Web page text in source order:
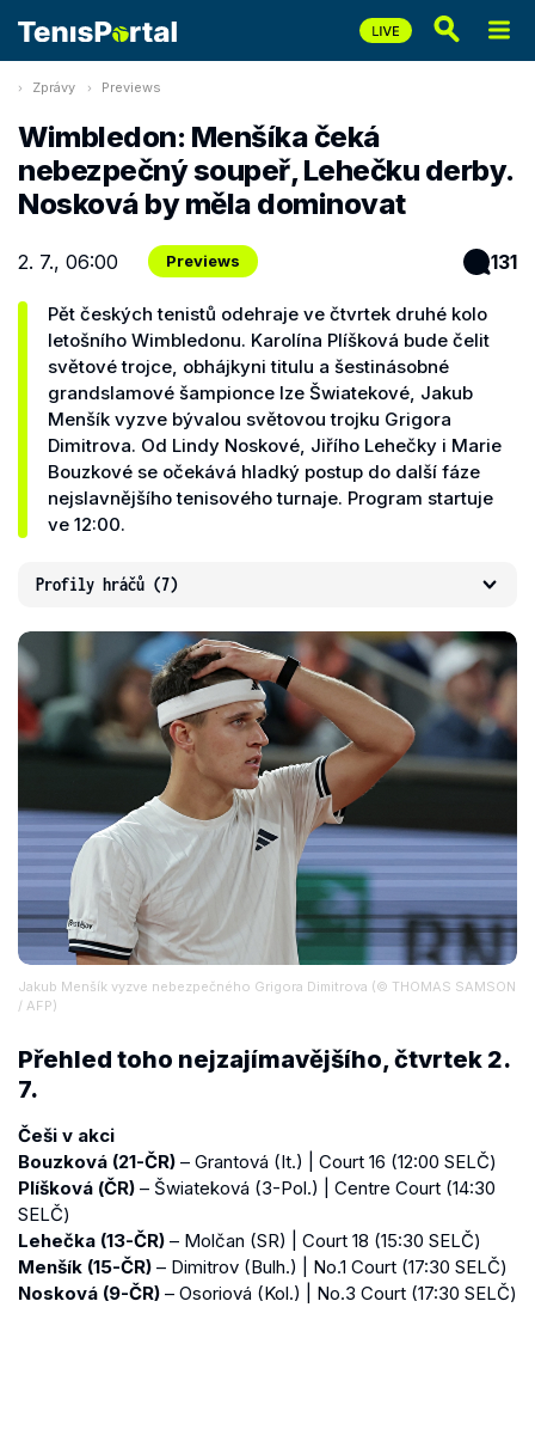
Zprávy Previews
Wimbledon: Menšíka čeká
nebezpečný soupeř, Lehečku derby.
Nosková by měla dominovat
2. 7., 06:00 Previews 131
Pět českých tenistů odehraje ve čtvrtek druhé kolo
letošního Wimbledonu. Karolína Plíšková bude čelit
světové trojce, obhájkyni titulu a šestinásobné
grandslamové šampionce Ize Šwiatekové, Jakub
Menšík vyzve bývalou světovou trojku Grigora
Dimitrova. Od Lindy Noskové, Jiřího Lehečky i Marie
Bouzkové se očekává hladký postup do další fáze
nejslavnějšího tenisového turnaje. Program startuje
ve 12:00.
Profily hráčů (7)
Jakub Menšík vyzve nebezpečného Grigora Dimitrova (© THOMAS SAMSON
/ AFP)
Přehled toho nejzajímavějšího, čtvrtek 2.
7.
Češi v akci
Bouzková (21-ČR) – Grantová (It.) | Court 16 (12:00 SELČ)
Plíšková (ČR) – Šwiateková (3-Pol.) | Centre Court (14:30
SELČ)
Lehečka (13-ČR) – Molčan (SR) | Court 18 (15:30 SELČ)
Menšík (15-ČR) – Dimitrov (Bulh.) | No.1 Court (17:30 SELČ)
Nosková (9-ČR) – Osoriová (Kol.) | No.3 Court (17:30 SELČ)